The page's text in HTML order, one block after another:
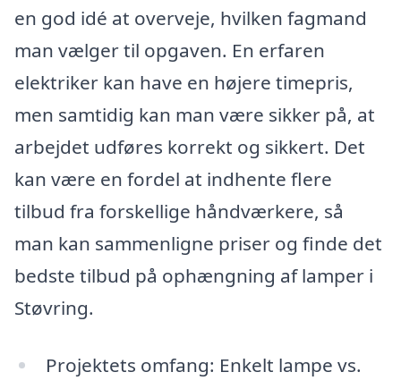
en god idé at overveje, hvilken fagmand
man vælger til opgaven. En erfaren
elektriker kan have en højere timepris,
men samtidig kan man være sikker på, at
arbejdet udføres korrekt og sikkert. Det
kan være en fordel at indhente flere
tilbud fra forskellige håndværkere, så
man kan sammenligne priser og finde det
bedste tilbud på ophængning af lamper i
Støvring.
Projektets omfang: Enkelt lampe vs.